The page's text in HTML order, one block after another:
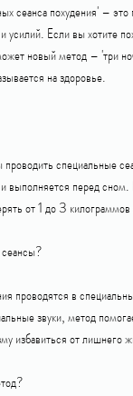
сеанса похудения' –
усилий. Если вы хотите
новый метод – 'три
на здоровье.
специальные
перед сном. В
от 1 до 3
проводятся в
звуки, метод
избавиться от лишнего